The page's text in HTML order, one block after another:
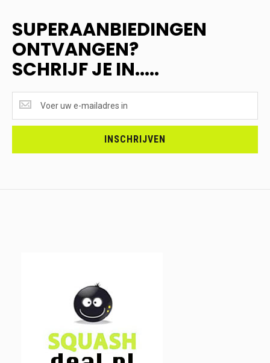
SUPERAANBIEDINGEN
ONTVANGEN?
SCHRIJF JE IN.....
ONTVANGEN?
<br>SCHRIJF
INSCHRIJVEN